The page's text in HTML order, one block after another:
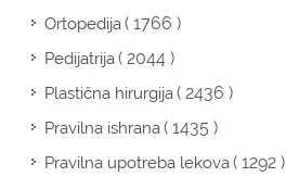
Ortopedija( 1766 )
Pedijatrija( 2044 )
Plastična hirurgija( 2436 )
Pravilna ishrana( 1435 )
Pravilna upotreba lekova( 1292 )